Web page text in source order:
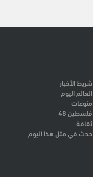
شريط الأخبار
العالم اليوم
منوعات
فلسطين 48
ثقافة
حدث في مثل هذا اليوم